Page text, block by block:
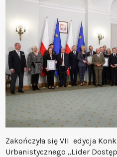
Zakończyła się VII edycja
Urbanistycznego „Lider